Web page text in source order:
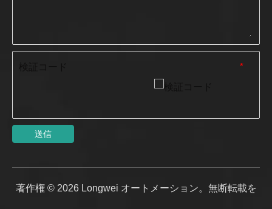
*
送信
著作権 © 2026Longwei オートメーション。無断転載を